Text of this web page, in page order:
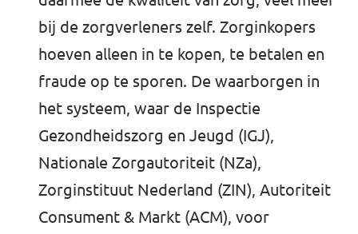
bij de zorgverleners zelf. Zorginkopers
hoeven alleen in te kopen, te betalen en
fraude op te sporen. De waarborgen in
het systeem, waar de Inspectie
Gezondheidszorg en Jeugd (IGJ),
Nationale Zorgautoriteit (NZa),
Zorginstituut Nederland (ZIN), Autoriteit
Consument & Markt (ACM), voor